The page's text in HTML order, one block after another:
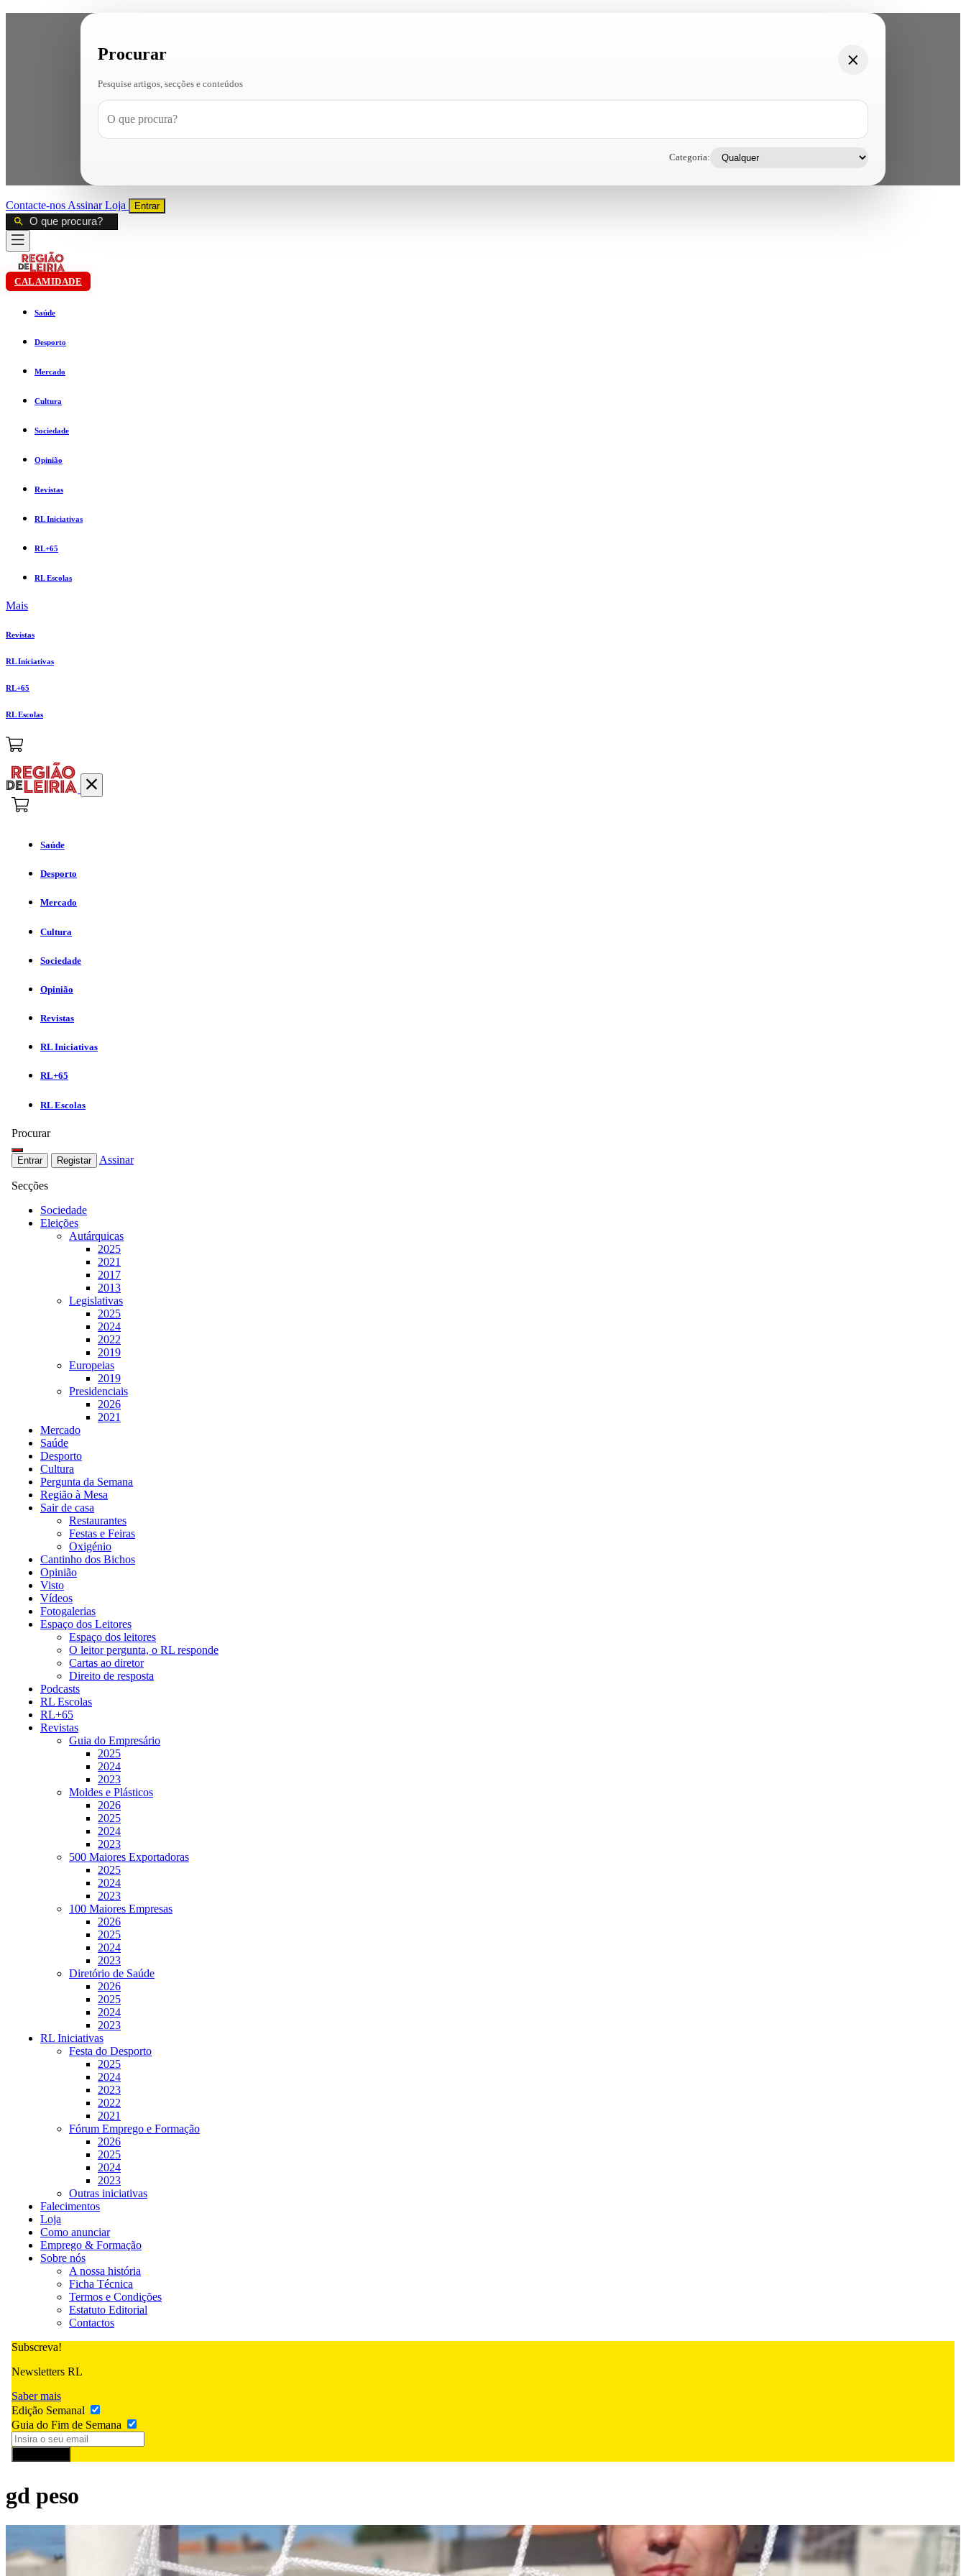
Procurar
Pesquise artigos, secções e conteúdos
Categoria:
Contacte-nos AssinarLoja Entrar
CALAMIDADE
Saúde
Desporto
Mercado
Cultura
Sociedade
Opinião
Revistas
RL Iniciativas
RL+65
RL Escolas
Mais
Revistas
RL Iniciativas
RL+65
RL Escolas
Saúde
Desporto
Mercado
Cultura
Sociedade
Opinião
Revistas
RL Iniciativas
RL+65
RL Escolas
Procurar
Entrar Registar Assinar
Secções
Sociedade
Eleições
Autárquicas
2025
2021
2017
2013
Legislativas
2025
2024
2022
2019
Europeias
2019
Presidenciais
2026
2021
Mercado
Saúde
Desporto
Cultura
Pergunta da Semana
Região à Mesa
Sair de casa
Restaurantes
Festas e Feiras
Oxigénio
Cantinho dos Bichos
Opinião
Visto
Vídeos
Fotogalerias
Espaço dos Leitores
Espaço dos leitores
O leitor pergunta, o RL responde
Cartas ao diretor
Direito de resposta
Podcasts
RL Escolas
RL+65
Revistas
Guia do Empresário
2025
2024
2023
Moldes e Plásticos
2026
2025
2024
2023
500 Maiores Exportadoras
2025
2024
2023
100 Maiores Empresas
2026
2025
2024
2023
Diretório de Saúde
2026
2025
2024
2023
RL Iniciativas
Festa do Desporto
2025
2024
2023
2022
2021
Fórum Emprego e Formação
2026
2025
2024
2023
Outras iniciativas
Falecimentos
Loja
Como anunciar
Emprego & Formação
Sobre nós
A nossa história
Ficha Técnica
Termos e Condições
Estatuto Editorial
Contactos
Subscreva!
Newsletters RL
Saber mais
Edição Semanal
Guia do Fim de Semana
gd peso